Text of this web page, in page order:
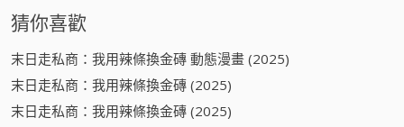
猜你喜歡
末日走私商：我用辣條換金磚 動態漫畫 (2025)
末日走私商：我用辣條換金磚 (2025)
末日走私商：我用辣條換金磚 (2025)